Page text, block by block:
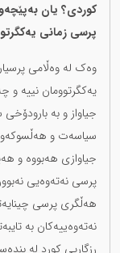
کوردی؟ یان
پرسی زمانی
وەک لە وەڵامی
یەکگرتوومان نییە و
جیاواز و بە
سیاسەت و
جیاوازی هەبووە و
پرسی نەتەوەیی
هەڵگری پرسی
نەتەوەییەکان بە
ڕزگاریی کورد لە